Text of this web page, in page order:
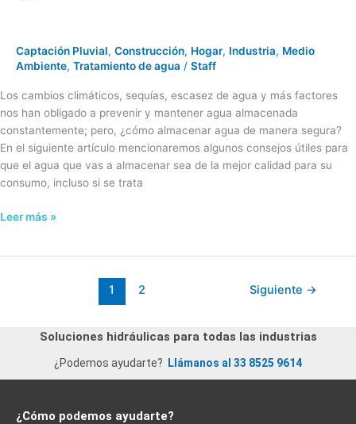
Captación Pluvial, Construcción, Hogar, Industria, Medio
Ambiente, Tratamiento de agua / Staff
Los cambios climáticos, sequías, escasez de agua y más factores
nos han obligado a prevenir y mantener agua almacenada
constantemente; pero, ¿cómo almacenar agua de manera segura?
En el siguiente artículo mencionaremos algunos consejos útiles para
que el agua que vas a almacenar sea de la mejor calidad para su
consumo, incluso si se trata
Leer más »
1 2 Siguiente →
Soluciones hidráulicas para todas las industrias
¿Podemos ayudarte? Llámanos al 33 8525 9614
¿Cómo podemos ayudarte?